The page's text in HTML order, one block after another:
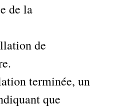
de la
de
terminée, un
que